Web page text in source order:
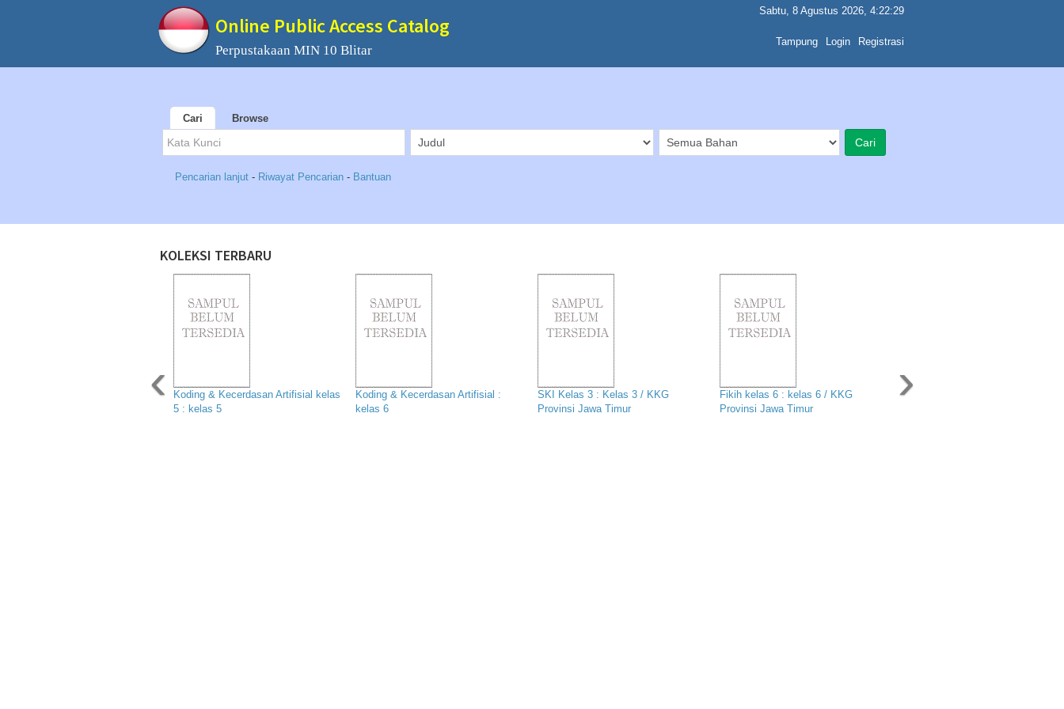
Online Public Access Catalog
Perpustakaan MIN 10 Blitar
Sabtu, 8 Agustus 2026, 4:22:29
Tampung Login Registrasi
Cari Browse
Pencarian lanjut - Riwayat Pencarian - Bantuan
KOLEKSI TERBARU
Koding & Kecerdasan Artifisial kelas
5 : kelas 5
Koding & Kecerdasan Artifisial :
kelas 6
SKI Kelas 3 : Kelas 3 / KKG
Provinsi Jawa Timur
Fikih kelas 6 : kelas 6 / KKG
Provinsi Jawa Timur
‹ ›